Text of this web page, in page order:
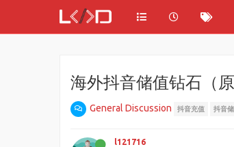
海外抖音储值钻石（
General Discussion 抖音充值 抖音
l121716